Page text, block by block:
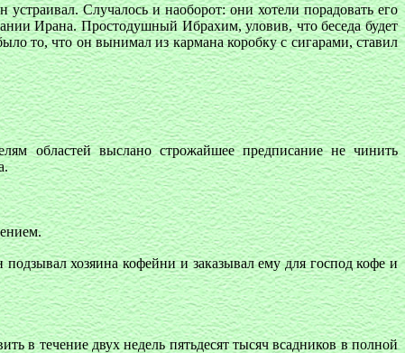
Случалось и наоборот: они хотели порадовать его
Ирана. Простодушный Ибрахим, уловив, что беседа будет
то, что он вынимал из кармана коробку с сигарами, ставил
областей выслано строжайшее предписание не чинить
хозяина кофейни и заказывал ему для господ кофе и
в течение двух недель пятьдесят тысяч всадников в полной